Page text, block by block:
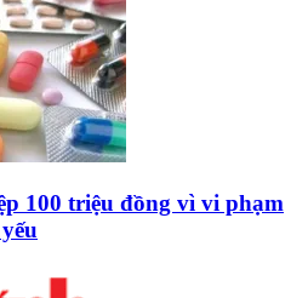
100 triệu đồng vì vi phạm